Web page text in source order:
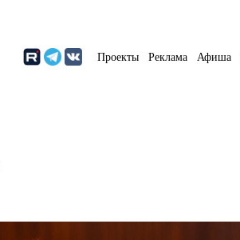
Проекты Реклама Афиша